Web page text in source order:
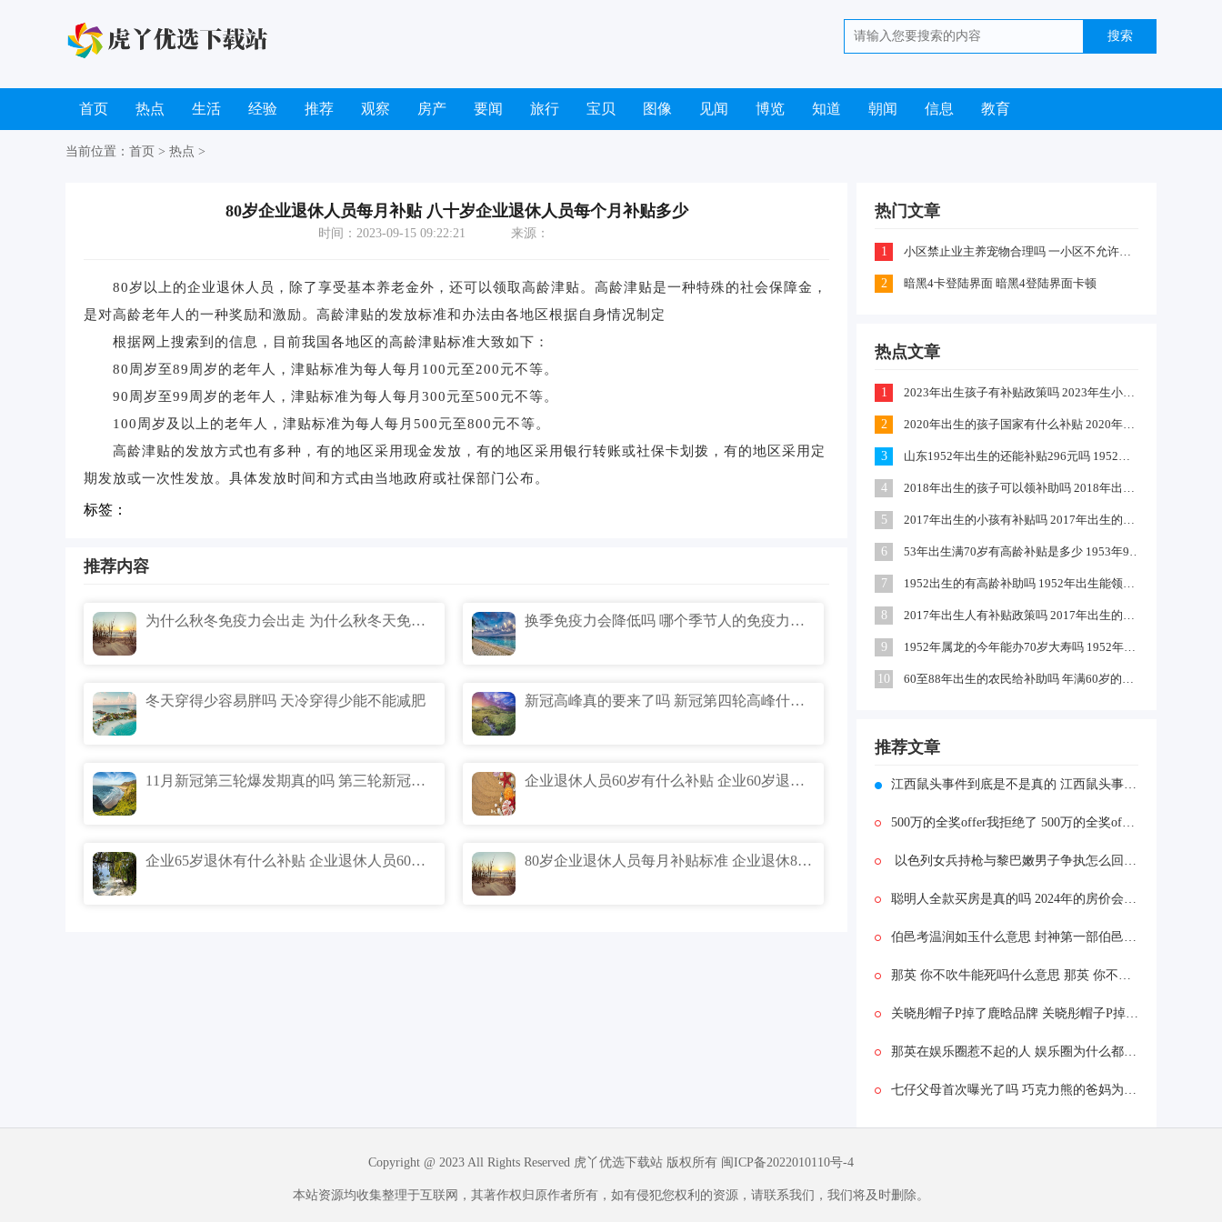
首页 热点 生活 经验 推荐 观察 房产 要闻 旅行 宝贝 图像 见闻 博览 知道 朝闻 信息 教育
当前位置： 首页 > 热点 >
80岁企业退休人员每月补贴 八十岁企业退休人员每个月补贴多少
时间：2023-09-15 09:22:21 来源：
80岁以上的企业退休人员，除了享受基本养老金外，还可以领取高龄津贴。高龄津贴是一种特殊的社会保障金，
是对高龄老年人的一种奖励和激励。高龄津贴的发放标准和办法由各地区根据自身情况制定
根据网上搜索到的信息，目前我国各地区的高龄津贴标准大致如下：
80周岁至89周岁的老年人，津贴标准为每人每月100元至200元不等。
90周岁至99周岁的老年人，津贴标准为每人每月300元至500元不等。
100周岁及以上的老年人，津贴标准为每人每月500元至800元不等。
高龄津贴的发放方式也有多种，有的地区采用现金发放，有的地区采用银行转账或社保卡划拨，有的地区采用定
期发放或一次性发放。具体发放时间和方式由当地政府或社保部门公布。
标签：
推荐内容
为什么秋冬免疫力会出走 为什么秋冬天免疫力下降 换季免疫力会降低吗 哪个季节人的免疫力最低
冬天穿得少容易胖吗 天冷穿得少能不能减肥 新冠高峰真的要来了吗 新冠第四轮高峰什么时候
11月新冠第三轮爆发期真的吗 第三轮新冠爆发时间预测什么时候 企业退休人员60岁有什么补贴 企业60岁退休补贴标准
企业65岁退休有什么补贴 企业退休人员60周岁补钱吗 80岁企业退休人员每月补贴标准 企业退休80岁能拿多少补贴
热门文章
1 小区禁止业主养宠物合理吗 一小区不允许业主喂养猫咪和狗狗是怎么回事
2 暗黑4卡登陆界面 暗黑4登陆界面卡顿
热点文章
1 2023年出生孩子有补贴政策吗 2023年生小孩有什么补贴政策
2 2020年出生的孩子国家有什么补贴 2020年农村出生的孩子有补贴吗
3 山东1952年出生的还能补贴296元吗 1952出生是否享受高龄补助
4 2018年出生的孩子可以领补助吗 2018年出生的孩子政府有补贴吗
5 2017年出生的小孩有补贴吗 2017年出生的可以领取生育津贴吗
6 53年出生满70岁有高龄补贴是多少 1953年9月出生的有高龄补助吗
7 1952出生的有高龄补助吗 1952年出生能领到70年高龄钱吗
8 2017年出生人有补贴政策吗 2017年出生的小孩独生子女国家有补助吗
9 1952年属龙的今年能办70岁大寿吗 1952年属龙啥时过70大寿
10 60至88年出生的农民给补助吗 年满60岁的农民每月补助多少钱
推荐文章
江西鼠头事件到底是不是真的 江西鼠头事件到底是不是真的假的呀
500万的全奖offer我拒绝了 500万的全奖offer我拒绝了为什么
以色列女兵持枪与黎巴嫩男子争执怎么回事 以色列女兵持枪与黎巴嫩男子争执什么情况
聪明人全款买房是真的吗 2024年的房价会怎么样
伯邑考温润如玉什么意思 封神第一部伯邑考被做成肉饼吗
那英 你不吹牛能死吗什么意思 那英 你不吹牛能死吗什么情况
关晓彤帽子P掉了鹿晗品牌 关晓彤帽子P掉了鹿晗品牌为什么
那英在娱乐圈惹不起的人 娱乐圈为什么都怕那英
七仔父母首次曝光了吗 巧克力熊的爸妈为啥是黑白的
Copyright @ 2023 All Rights Reserved 虎丫优选下载站 版权所有 闽ICP备2022010110号-4
本站资源均收集整理于互联网，其著作权归原作者所有，如有侵犯您权利的资源，请联系我们，我们将及时删除。